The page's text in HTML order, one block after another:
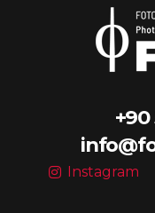
+90
Instagram